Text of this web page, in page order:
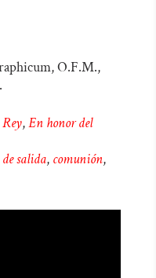
O.F.M.,
,En honor del
salida, comunión,